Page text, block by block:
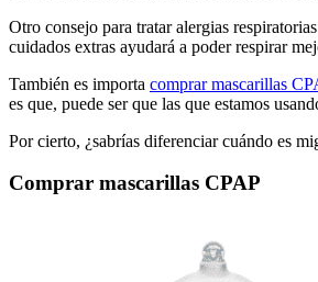
Otro consejo para tratar alergias
cuidados extras ayudará a poder respirar
También es importa comprar mascarillas
es que, puede ser que las que estamos
Por cierto, ¿sabrías diferenciar cuándo es
Comprar mascarillas CPAP